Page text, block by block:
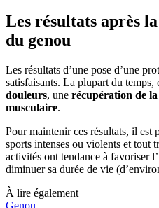
Les résultats après
du genou
Les résultats d’une pose d’une
satisfaisants. La plupart du temps,
douleurs, une récupération de
musculaire.
Pour maintenir ces résultats, il est
sports intenses ou violents et tout
activités ont tendance à favoriser
diminuer sa durée de vie
À lire également